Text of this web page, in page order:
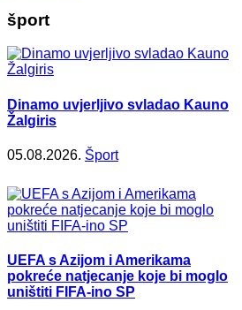
šport
Dinamo uvjerljivo svladao Kauno
Žalgiris
05.08.2026. Šport
UEFA s Azijom i Amerikama
pokreće natjecanje koje bi moglo
uništiti FIFA-ino SP